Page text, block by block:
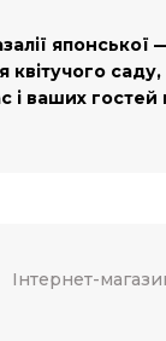
квітучого саду,
і ваших гостей
Інтернет-